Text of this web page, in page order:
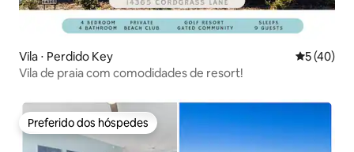
Vila ⋅ Perdido Key 5 de uma
5 (40)
Vila de praia com comodidades de resort!
Preferido dos hóspedes
Preferido dos hóspedes